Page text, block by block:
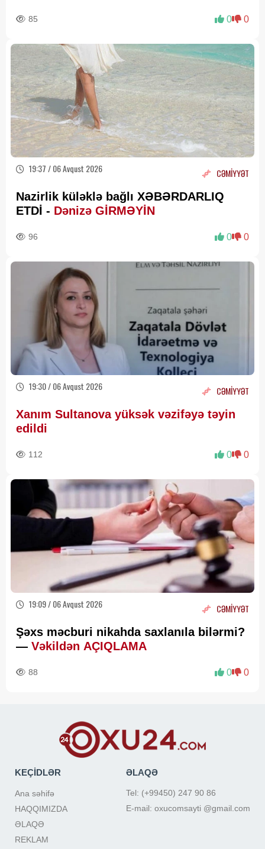
85 0 0
19:37 / 06 Avqust 2026 CƏMİYYƏT
Nazirlik küləklə bağlı XƏBƏRDARLIQ
ETDİ - Dənizə GİRMƏYİN
96 0 0
19:30 / 06 Avqust 2026 CƏMİYYƏT
Xanım Sultanova yüksək vəzifəyə təyin
edildi
112 0 0
19:09 / 06 Avqust 2026 CƏMİYYƏT
Şəxs məcburi nikahda saxlanıla bilərmi?
— Vəkildən AÇIQLAMA
88 0 0
KEÇİDLƏR
Ana səhifə
HAQQIMIZDA
ƏLAQƏ
REKLAM
ƏLAQƏ
Tel: (+99450) 247 90 86
E-mail: oxucomsayti @gmail.com